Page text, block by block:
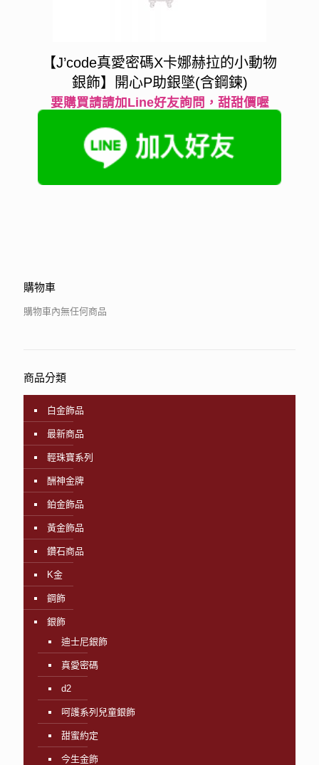
【J’code真愛密碼X卡娜赫拉的小動物
銀飾】開心P助銀墜(含鋼鍊)
要購買請請加Line好友詢問，甜甜價喔
購物車
購物車內無任何商品
商品分類
白金飾品
最新商品
輕珠寶系列
酬神金牌
鉑金飾品
黃金飾品
鑽石商品
K金
鋼飾
銀飾
迪士尼銀飾
真愛密碼
d2
呵護系列兒童銀飾
甜蜜約定
今生金飾